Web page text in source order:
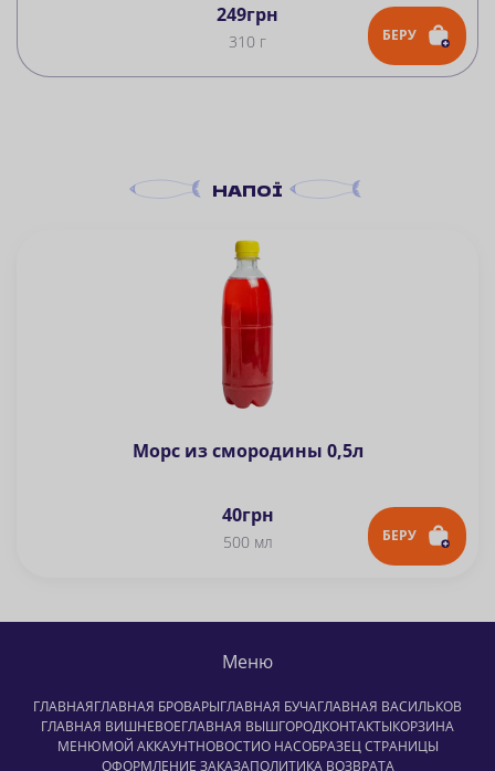
249грн
310 г БЕРУ
НАПОЇ
Морс из смородины 0,5л
40грн
500 мл БЕРУ
Меню
ГЛАВНАЯГЛАВНАЯ БРОВАРЫГЛАВНАЯ БУЧАГЛАВНАЯ ВАСИЛЬКОВ
ГЛАВНАЯ ВИШНЕВОЕГЛАВНАЯ ВЫШГОРОДКОНТАКТЫКОРЗИНА
МЕНЮМОЙ АККАУНТНОВОСТИО НАСОБРАЗЕЦ СТРАНИЦЫ
ОФОРМЛЕНИЕ ЗАКАЗАПОЛИТИКА ВОЗВРАТА